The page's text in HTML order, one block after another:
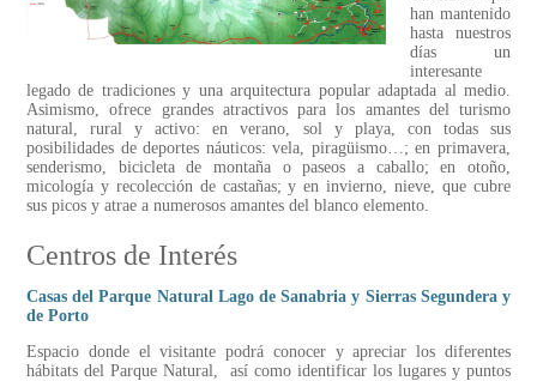
han mantenido
hasta nuestros
días un
interesante
legado de tradiciones y una arquitectura popular adaptada al medio.
Asimismo, ofrece grandes atractivos para los amantes del turismo
natural, rural y activo: en verano, sol y playa, con todas sus
posibilidades de deportes náuticos: vela, piragüismo…; en primavera,
senderismo, bicicleta de montaña o paseos a caballo; en otoño,
micología y recolección de castañas; y en invierno, nieve, que cubre
sus picos y atrae a numerosos amantes del blanco elemento.
Centros de Interés
Casas del Parque Natural Lago de Sanabria y Sierras Segundera y
de Porto
Espacio donde el visitante podrá conocer y apreciar los diferentes
hábitats del Parque Natural, así como identificar los lugares y puntos